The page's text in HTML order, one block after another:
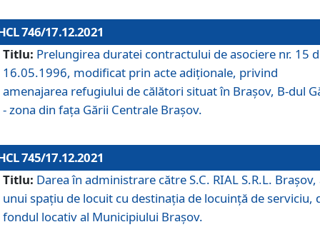
746/17.12.2021
Titlu: Prelungirea duratei contractului de asociere nr. 15
16.05.1996, modificat prin acte adiționale, privind
amenajarea refugiului de călători situat în Brașov, B-dul
- zona din faţa Gării Centrale Brașov.
745/17.12.2021
Titlu: Darea în administrare către S.C. RIAL S.R.L. Brașov,
unui spațiu de locuit cu destinația de locuință de serviciu,
fondul locativ al Municipiului Brașov.